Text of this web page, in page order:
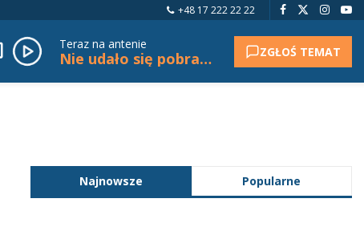
+48 17 222 22 22
Teraz na antenie
Nie udało się pobrać tytułu. ZGŁOŚ TEMAT
Najnowsze Popularne